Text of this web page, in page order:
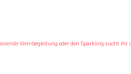
Weinbegleitung oder den Sparkling sucht